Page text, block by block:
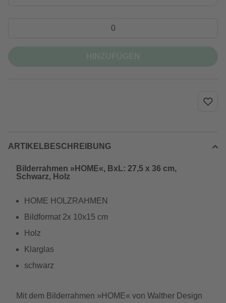
ARTIKELBESCHREIBUNG
Bilderrahmen »HOME«, BxL: 27,5 x 36 cm,
Schwarz, Holz
HOME HOLZRAHMEN
Bildformat 2x 10x15 cm
Holz
Klarglas
schwarz
Mit dem Bilderrahmen »HOME« von Walther Design